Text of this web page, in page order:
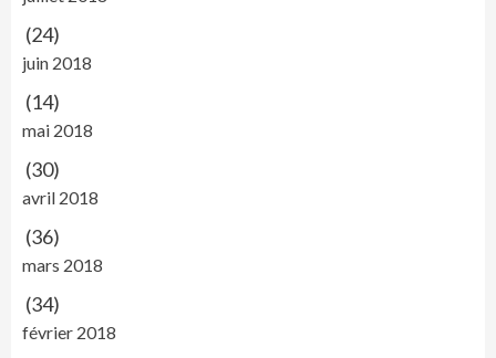
(24)
juin 2018
(14)
mai 2018
(30)
avril 2018
(36)
mars 2018
(34)
février 2018